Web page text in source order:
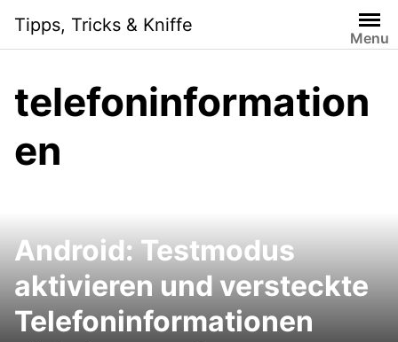
content
Tipps, Tricks & Kniffe
Menu
telefoninformation
en
Android: Testmodus
aktivieren und versteckte
Telefoninformationen